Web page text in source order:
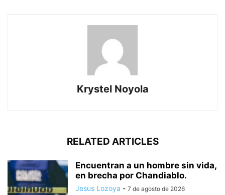
Krystel Noyola
RELATED ARTICLES
Encuentran a un hombre sin vida,
en brecha por Chandiablo.
Jesus Lozoya - 7 de agosto de 2026